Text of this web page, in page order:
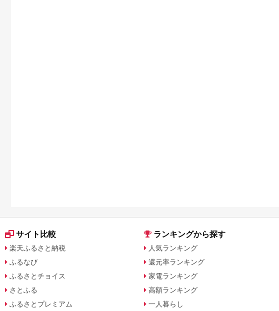
サイト比較
楽天ふるさと納税
ふるなび
ふるさとチョイス
さとふる
ふるさとプレミアム
ランキングから探す
人気ランキング
還元率ランキング
家電ランキング
高額ランキング
一人暮らし